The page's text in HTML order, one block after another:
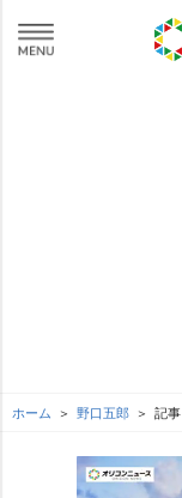
ホーム 野口五郎 記事